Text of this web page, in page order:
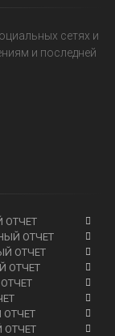
сетях и
и последней
ОТЧЕТ
ОТЧЕТ
ОТЧЕТ
ОТЧЕТ